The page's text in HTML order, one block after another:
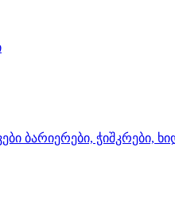
ბარიერები, ჭიშკრები,